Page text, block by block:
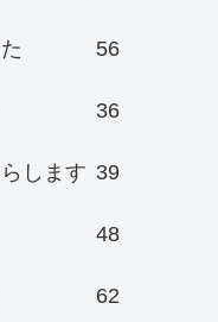
56
36
します 39
48
62